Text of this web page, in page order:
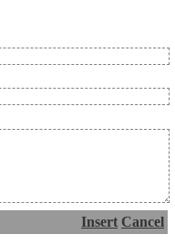
Insert Cancel